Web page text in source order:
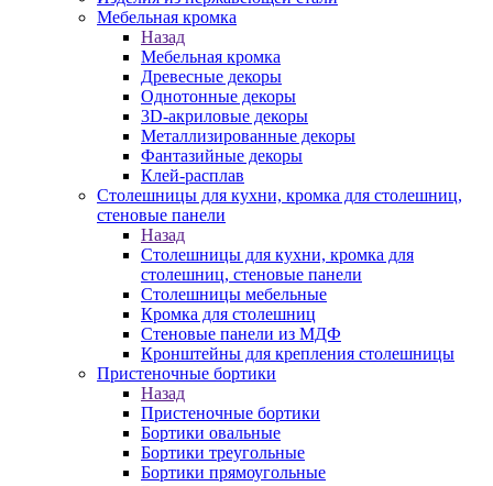
Мебельная кромка
Назад
Мебельная кромка
Древесные декоры
Однотонные декоры
3D-акриловые декоры
Металлизированные декоры
Фантазийные декоры
Клей-расплав
Столешницы для кухни, кромка для столешниц,
стеновые панели
Назад
Столешницы для кухни, кромка для
столешниц, стеновые панели
Столешницы мебельные
Кромка для столешниц
Стеновые панели из МДФ
Кронштейны для крепления столешницы
Пристеночные бортики
Назад
Пристеночные бортики
Бортики овальные
Бортики треугольные
Бортики прямоугольные